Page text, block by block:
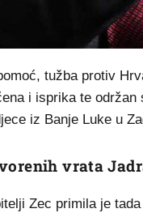
tužba protiv
i isprika te
iz Banje Luke u
vrata
Zec primila je